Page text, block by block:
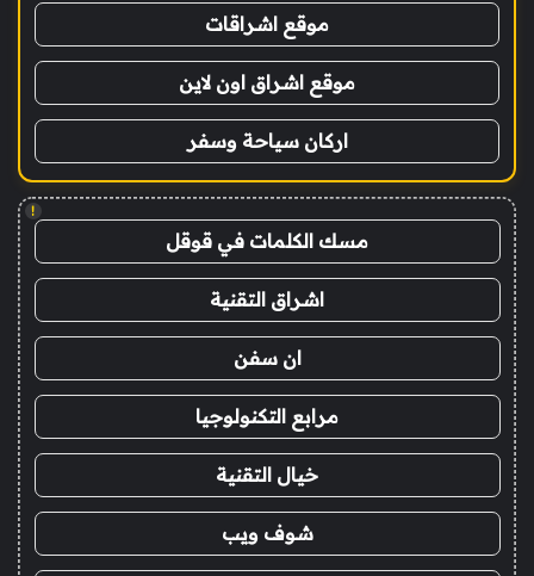
موقع اشراقات
موقع اشراق اون لاين
اركان سياحة وسفر
!
مسك الكلمات في قوقل
اشراق التقنية
ان سفن
مرابع التكنولوجيا
خيال التقنية
شوف ويب